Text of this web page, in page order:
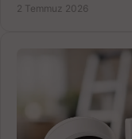
2 Temmuz 2026